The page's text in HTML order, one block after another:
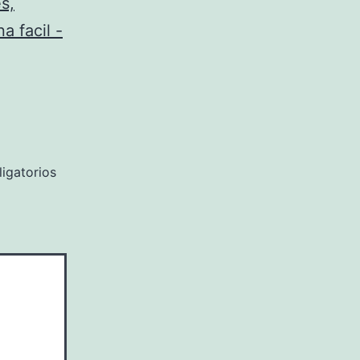
facil -